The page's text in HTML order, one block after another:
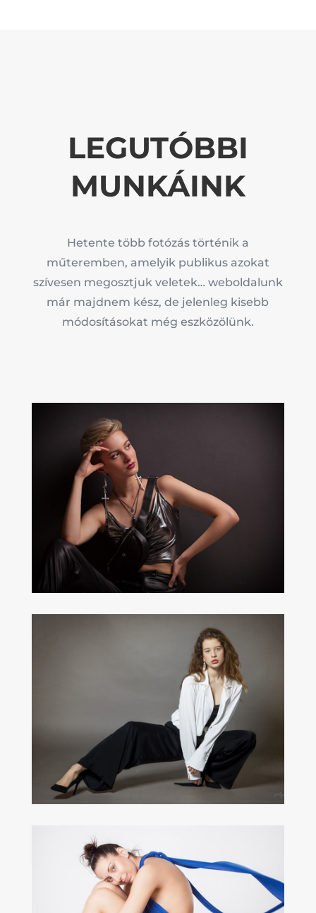
LEGUTÓBBI
MUNKÁINK
Hetente több fotózás történik a
műteremben, amelyik publikus azokat
szívesen megosztjuk veletek… weboldalunk
már majdnem kész, de jelenleg kisebb
módosításokat még eszközölünk.